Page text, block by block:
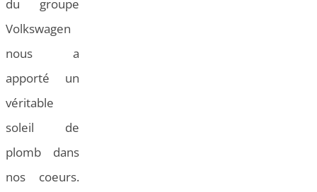
du groupe
Volkswagen
nous a
apporté un
véritable
soleil de
plomb dans
nos coeurs.